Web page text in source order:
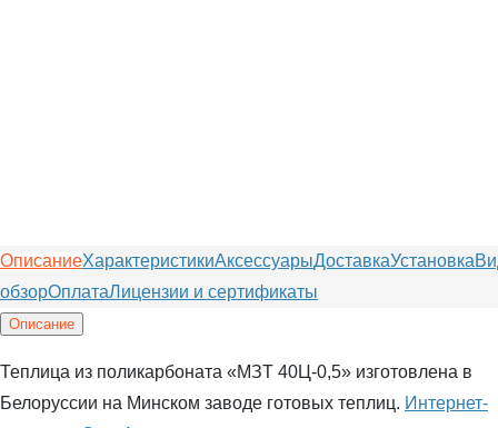
ОписаниеХарактеристикиАксессуарыДоставкаУстановка
обзорОплатаЛицензии и сертификаты
Описание
Теплица из поликарбоната «МЗТ 40Ц-0,5» изготовлена в
Белоруссии на Минском заводе готовых теплиц. Интернет-